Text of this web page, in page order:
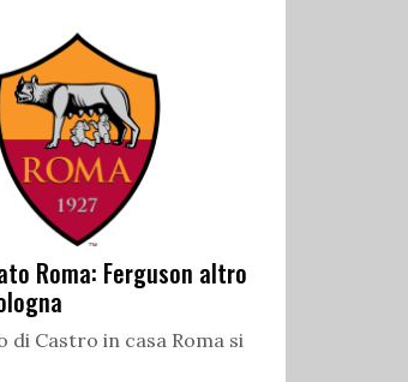
Roma: Ferguson altro
di Castro in casa Roma si